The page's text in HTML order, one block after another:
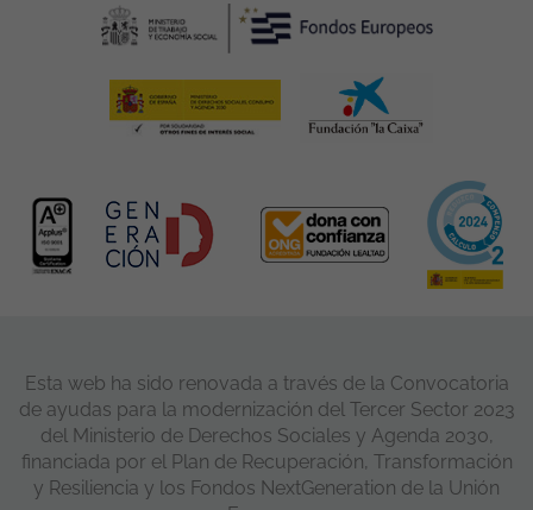
Esta web ha sido renovada a través de la Convocatoria
de ayudas para la modernización del Tercer Sector 2023
del Ministerio de Derechos Sociales y Agenda 2030,
financiada por el Plan de Recuperación, Transformación
y Resiliencia y los Fondos NextGeneration de la Unión